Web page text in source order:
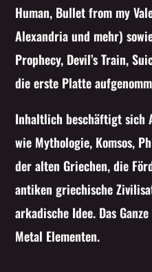
Human, Bullet from my
Alexandria und mehr)
Prophecy, Devil’s Train,
die erste Platte
Inhaltlich beschäftigt sich
wie Mythologie, Komsos,
der alten Griechen, die
antiken griechische
arkadische Idee. Das
Metal Elementen.